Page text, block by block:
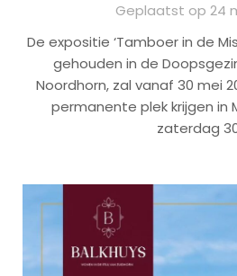
Geplaatst op 24
De expositie ‘Tamboer in de
gehouden in de
Noordhorn, zal vanaf 30 mei
permanente plek krijgen in
zaterdag